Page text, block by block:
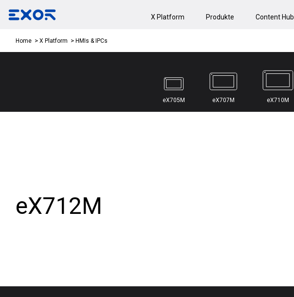
X Platform Produkte Content Hub
Home X Platform HMIs & IPCs
eX705M eX707M eX710M
eX712M